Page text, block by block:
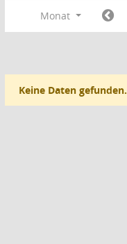
Monat
Keine Daten gefunden.